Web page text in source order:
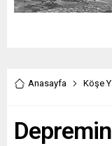
Anasayfa Köşe